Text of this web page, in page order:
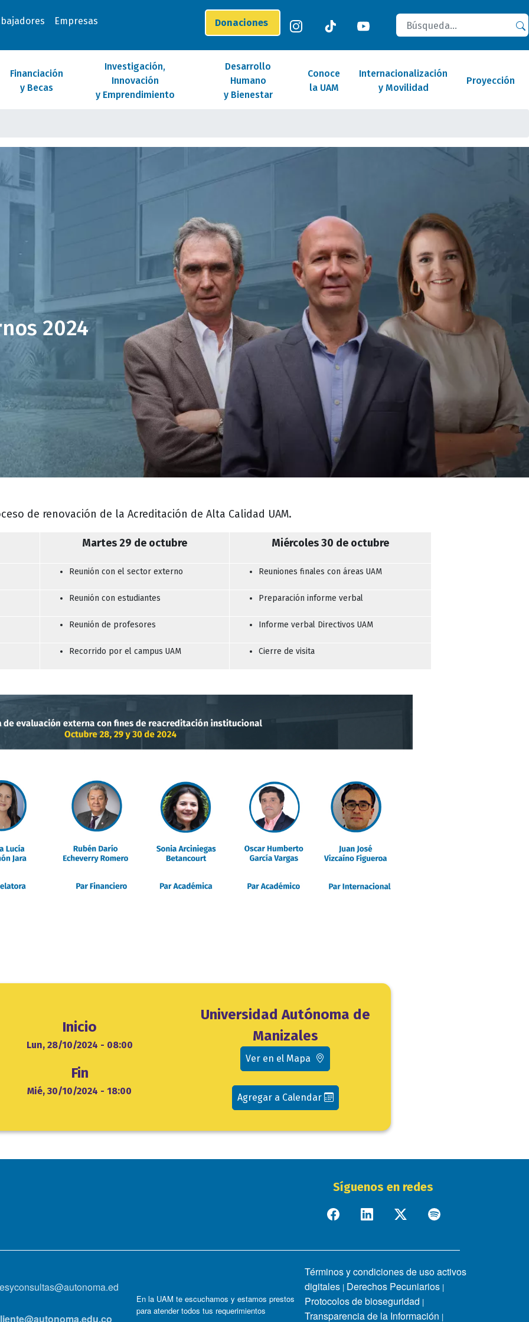
Empresas Donaciones
Buscar
Financiación
y Becas
Investigación,
Innovación
y Emprendimiento
Desarrollo
Humano
y Bienestar
Conoce
la UAM
Internacionalización
y Movilidad
Proyección
2024
de renovación de la Acreditación de Alta Calidad UAM.
Martes 29 de octubre Miércoles 30 de octubre
Reunión con el sector externo Reuniones finales con áreas UAM
Reunión con estudiantes Preparación informe verbal
Reunión de profesores Informe verbal Directivos UAM
Recorrido por el campus UAM Cierre de visita
Inicio
Lun, 28/10/2024 - 08:00
Fin
Mié, 30/10/2024 - 18:00
Ubicación
Universidad Autónoma de
Manizales
Ver en el Mapa
Agregar a Calendar
Síguenos en redes
En la UAM te escuchamos y estamos prestos
para atender todos tus requerimientos
Términos y condiciones de uso activos
digitales | Derechos Pecuniarios |
Protocolos de bioseguridad |
Transparencia de la Información |